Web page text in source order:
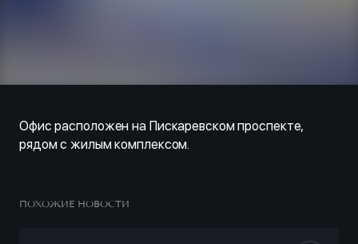
Офис расположен на Пискаревском проспекте,
рядом с жилым комплексом.
ПОХОЖИЕ НОВОСТИ